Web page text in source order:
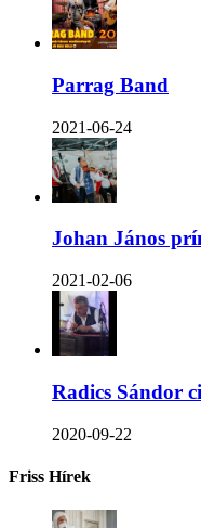
Parrag Band
2021-06-24
Johan János
2021-02-06
Radics Sándor
2020-09-22
Friss Hírek